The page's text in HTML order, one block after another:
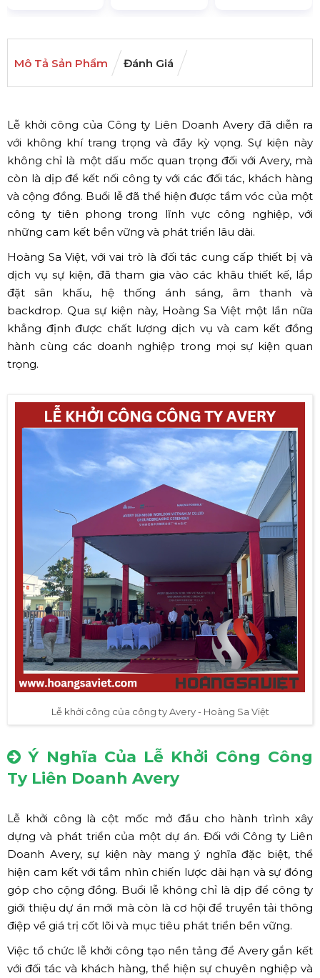
Mô Tả Sản Phẩm Đánh Giá
Lễ khởi công của Công ty Liên Doanh Avery đã diễn ra
với không khí trang trọng và đầy kỳ vọng. Sự kiện này
không chỉ là một dấu mốc quan trọng đối với Avery, mà
còn là dịp để kết nối công ty với các đối tác, khách hàng
và cộng đồng. Buổi lễ đã thể hiện được tầm vóc của một
công ty tiên phong trong lĩnh vực công nghiệp, với
những cam kết bền vững và phát triển lâu dài.
Hoàng Sa Việt, với vai trò là đối tác cung cấp thiết bị và
dịch vụ sự kiện, đã tham gia vào các khâu thiết kế, lắp
đặt sân khấu, hệ thống ánh sáng, âm thanh và
backdrop. Qua sự kiện này, Hoàng Sa Việt một lần nữa
khẳng định được chất lượng dịch vụ và cam kết đồng
hành cùng các doanh nghiệp trong mọi sự kiện quan
trọng.
Lễ khởi công của công ty Avery - Hoàng Sa Việt
Ý Nghĩa Của Lễ Khởi Công Công
Ty Liên Doanh Avery
Lễ khởi công là cột mốc mở đầu cho hành trình xây
dựng và phát triển của một dự án. Đối với Công ty Liên
Doanh Avery, sự kiện này mang ý nghĩa đặc biệt, thể
hiện cam kết với tầm nhìn chiến lược dài hạn và sự đóng
góp cho cộng đồng. Buổi lễ không chỉ là dịp để công ty
giới thiệu dự án mới mà còn là cơ hội để truyền tải thông
điệp về giá trị cốt lõi và mục tiêu phát triển bền vững.
Việc tổ chức lễ khởi công tạo nền tảng để Avery gắn kết
với đối tác và khách hàng, thể hiện sự chuyên nghiệp và